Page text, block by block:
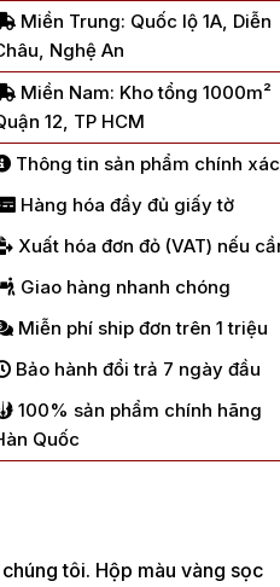
Miền Trung: Quốc lộ 1A, Diễn
Nghệ An
Miền Nam: Kho tổng 1000m²
12, TP HCM
Thông tin sản phẩm chính xác
Hàng hóa đầy đủ giấy tờ
Xuất hóa đơn đỏ (VAT) nếu
Giao hàng nhanh chóng
Miễn phí ship đơn trên 1 triệu
Bảo hành đổi trả 7 ngày đầu
100% sản phẩm chính hãng
Quốc
tôi. Hộp màu vàng sọc